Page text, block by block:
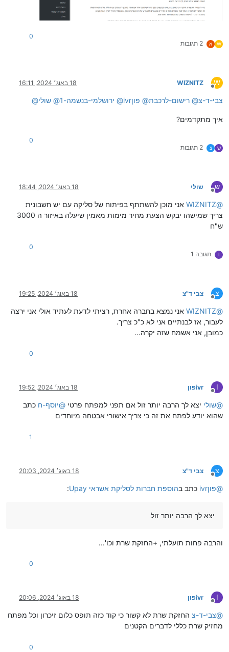
W א 2 תגובות
0
W
מנותק
WIZNITZ 18 באוג׳ 2024, 16:11
@שולי @ ירושלמי-בנשמה-1 @ ivrפון @רישום-לרכבת @צבי-ד-צ
איך מתקדמים?
ש צ 2 תגובות
0
ש
מנותק
שולי 18 באוג׳ 2024, 18:44
@
WIZNITZ אני מוכן להשתתף בפיתוח של סליקה עם יש חשבונית
צריך שמישהו יבקש הצעת מחיר מימות מאמין שיעלה באיזור ה 3000
ש"ח
תגובה 1
0
צ
מנותק
צבי ד"צ 18 באוג׳ 2024, 19:25
@
WIZNITZ אני נמצא בחברה אחרת, רציתי לדעת לעתיד אולי אני ירצה
לעבור, אז לבנתיים אני לא כ"כ צריך.
כמובן, אני אשמח שזה יקרה...
0
I
מנותק
ivrפון 18 באוג׳ 2024, 19:52
@שולי יצא לך הרבה יותר זול אם תפני למפתח פרטי @יוסף-ח כתב
שהוא יודע לפתח את זה כי צריך אישורי אבטחה מיוחדים
1
צ
מנותק
צבי ד"צ 18 באוג׳ 2024, 20:03
@ivrפון כתב בהוספת חברות לסליקת אשראי Upay :
יצא לך הרבה יותר זול
והרבה פחות תועלתי, +החזקת שרת וכו'...
0
I
מנותק
ivrפון 18 באוג׳ 2024, 20:06
@צבי-ד-צ החזקת שרת לא קשור כי קוד כזה תופס כלום זיכרון וכל מפתח
מחזיק שרת כללי לדברים הקטנים
0